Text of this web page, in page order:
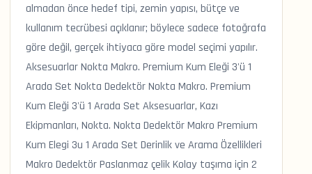
almadan önce hedef tipi, zemin yapısı, bütçe ve
kullanım tecrübesi açıklanır; böylece sadece fotoğrafa
göre değil, gerçek ihtiyaca göre model seçimi yapılır.
Aksesuarlar Nokta Makro. Premium Kum Eleği 3'ü 1
Arada Set Nokta Dedektör Nokta Makro. Premium
Kum Eleği 3'ü 1 Arada Set Aksesuarlar, Kazı
Ekipmanları, Nokta. Nokta Dedektör Makro Premium
Kum Elegi 3u 1 Arada Set Derinlik ve Arama Özellikleri
Makro Dedektör Paslanmaz çelik Kolay taşıma için 2